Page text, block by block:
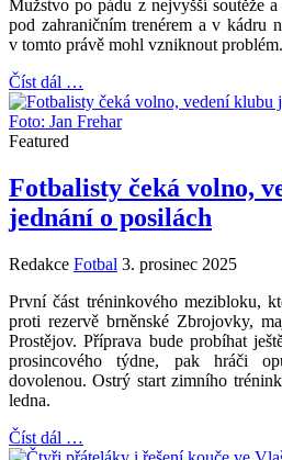
Mužstvo po pádu z nejvyšší soutěže
pod zahraničním trenérem a v kádru
v tomto právě mohl vzniknout problém.
Číst dál …
Foto: Jan Frehar
Featured
Fotbalisty čeká volno,
jednání o posilách
Redakce Fotbal 3. prosinec 2025
První část tréninkového mezibloku,
proti rezervě brněnské Zbrojovky,
Prostějov. Příprava bude probíhat
prosincového týdne, pak hráči
dovolenou. Ostrý start zimního
ledna.
Číst dál …